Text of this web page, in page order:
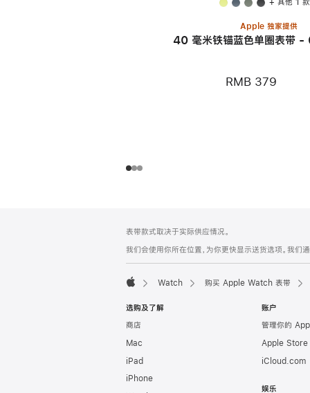
+ 其他 1 款
Apple 独家提供
40 毫米铁锚蓝色单圈表带 -
RMB 379
页
页
注
表带款式取决于实际供应情况。
我们会使用你所在位置，为你更快显示送货选项。我
Watch 购买 Apple Watch 表带
选购及了解
商店
Mac
iPad
iPhone
账户
管理你的
Apple Store
iCloud.com
娱乐